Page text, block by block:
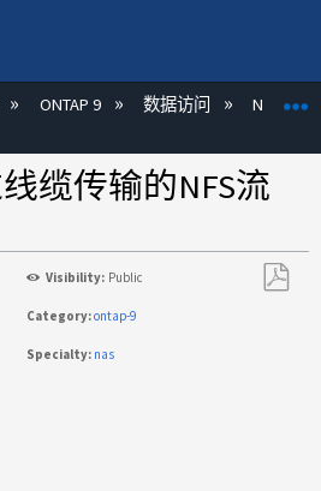
次ONTAP 9 数据访问 NAS
缆传输的NFS流
Visibility: Public
Category:ontap-9
Specialty: nas